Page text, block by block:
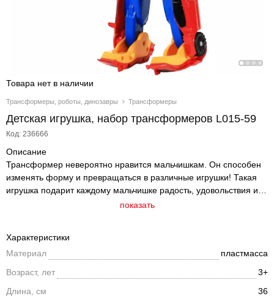
Трансформеры, роботы, динозавры Трансформеры
Детская игрушка, набор трансформеров L015-59
Код: 236666
Товара нет в наличии
Описание
Трансформер невероятно нравится мальчишкам. Он способен
изменять форму и превращаться в различные игрушки! Такая
игрушка подарит каждому мальчишке радость, удовольствия и
массу времени приятной и увлекательной игры. Трансформер
показать
Характеристики
Материал
пластмасса
Возраст, лет
3+
Длина, см
36